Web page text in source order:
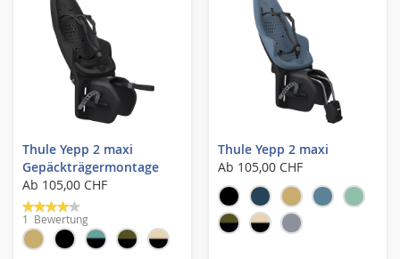
Thule Yepp 2 maxi
Gepäckträgermontage
Ab 105,00 CHF
Bewertung:
80%
1 Bewertung
Thule Yepp 2 maxi
Ab 105,00 CHF